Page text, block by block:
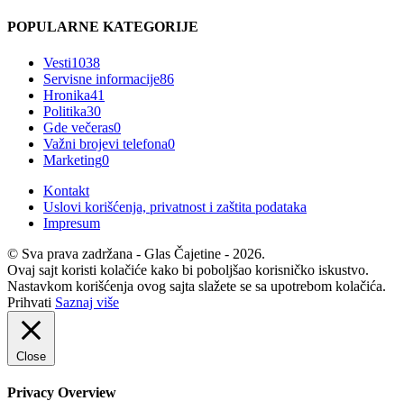
POPULARNE KATEGORIJE
Vesti1038
Servisne informacije86
Hronika41
Politika30
Gde večeras0
Važni brojevi telefona0
Marketing0
Kontakt
Uslovi korišćenja, privatnost i zaštita podataka
Impresum
© Sva prava zadržana - Glas Čajetine - 2026.
Ovaj sajt koristi kolačiće kako bi poboljšao korisničko iskustvo.
Nastavkom korišćenja ovog sajta slažete se sa upotrebom kolačića.
Prihvati Saznaj više
Close
Privacy Overview